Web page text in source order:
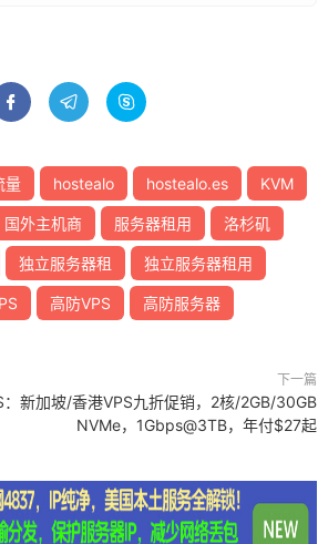
  
量 hostealo hostealo.es KVM
国外主机商 服务器租用 洛杉矶
独立服务器租 独立服务器租用
高防VPS 高防服务器
下一篇
：新加坡/香港VPS九折促销，2核/2GB/30GB
NVMe，1Gbps@3TB，年付$27起